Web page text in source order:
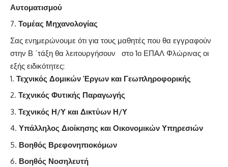
Αυτοματισμού
Τομέας Μηχανολογίας
Σας ενημερώνουμε ότι για τους μαθητές που θα εγγραφούν
στην Β ΄τάξη θα λειτουργήσουν στο 1ο ΕΠΑΛ Φλώρινας οι
εξής ειδικότητες:
Τεχνικός Δομικών Έργων και Γεωπληροφορικής
Τεχνικός Φυτικής Παραγωγής
Τεχνικός Η/Υ και Δικτύων Η/Υ
Υπάλληλος Διοίκησης και Οικονομικών Υπηρεσιών
Βοηθός Βρεφονηπιοκόμων
Βοηθός Νοσηλευτή